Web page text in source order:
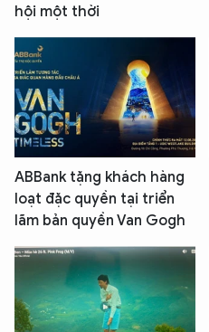
hội một thời
ABBank tặng khách hàng
loạt đặc quyền tại triển
lãm bản quyền Van Gogh